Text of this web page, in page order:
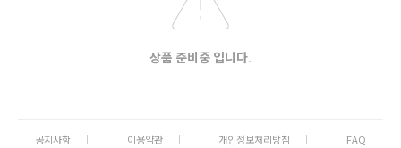
상품 준비중 입니다.
공지사항 이용약관 개인정보처리방침 FAQ